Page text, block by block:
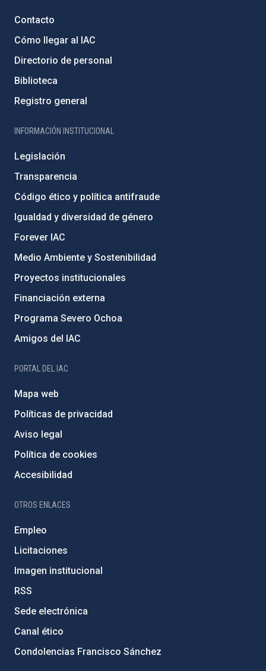
Contacto
Cómo llegar al IAC
Directorio de personal
Biblioteca
Registro general
INFORMACIÓN INSTITUCIONAL
Legislación
Transparencia
Código ético y política antifraude
Igualdad y diversidad de género
Forever IAC
Medio Ambiente y Sostenibilidad
Proyectos institucionales
Financiación externa
Programa Severo Ochoa
Amigos del IAC
PORTAL DEL IAC
Mapa web
Políticas de privacidad
Aviso legal
Política de cookies
Accesibilidad
OTROS ENLACES
Empleo
Licitaciones
Imagen institucional
RSS
Sede electrónica
Canal ético
Condolencias Francisco Sánchez